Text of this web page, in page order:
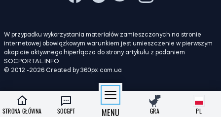
W przypadku wykorzystania materiałów zamieszczonych na stronie
internetowej obowiązkowym warunkiem jest umieszczenie w pierwszym
akapicie aktywnego hiperłącza do strony artykułu z podaniem
SOCPORTAL.INFO.
© 2012 -2026 Created by 360px.com.ua
STRONA GŁÓWNA SOCGPT MENU GRA PL